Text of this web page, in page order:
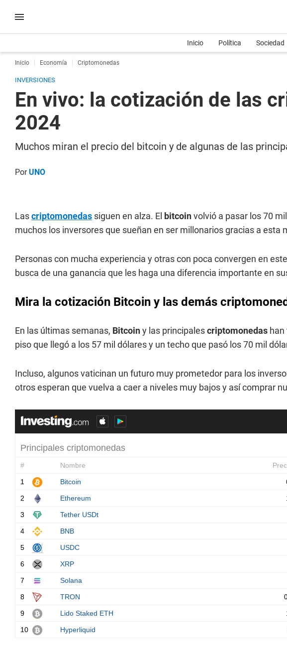
Inicio Política Sociedad
Inicio Economía Criptomonedas
INVERSIONES
En vivo: la cotización de las
2024
Muchos miran el precio del bitcoin y de algunas de las
PorUNO
Lascriptomonedas siguen en alza. El bitcoinvolvió a pasar los 70
muchos los inversores que sueñan en ser millonarios gracias a esta
Personas con mucha experiencia y otras con poca convergen en
busca de una ganancia que les haga una diferencia importante en
Mira la cotización Bitcoin y las demás
En las últimas semanas, Bitcoiny las principalescriptomonedas han
piso que llegó a los 57 mil dólares y un techo que pasó los 70 mil
Incluso, algunos vaticinan un futuro muy prometedor para los
otros esperan que vuelva a caer a niveles muy bajos y así comprar